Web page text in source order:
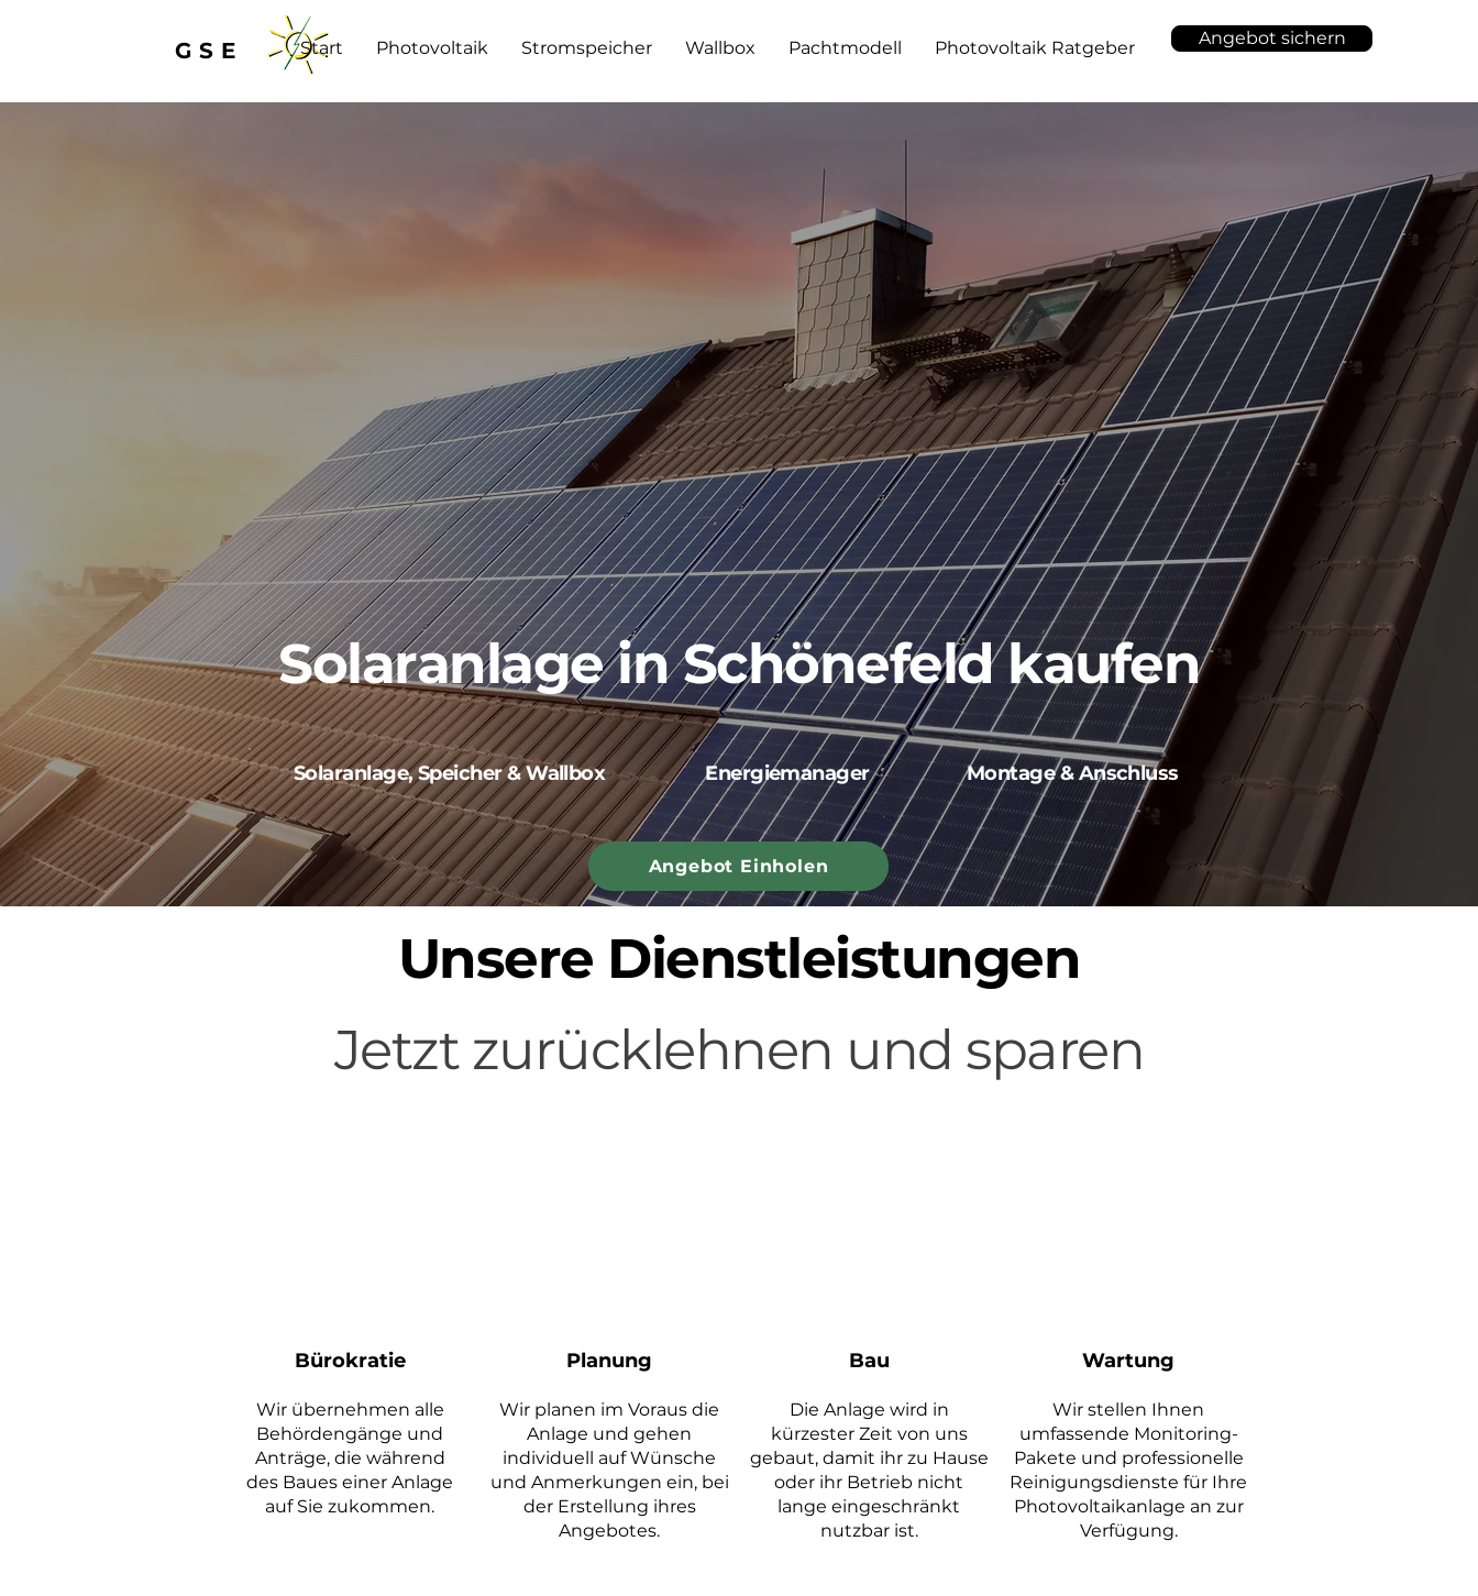
GSE Start Photovoltaik Stromspeicher Wallbox Pachtmodell Photovoltaik Ratgeber Angebot sichern
Solaranlage in Schönefeld kaufen
Solaranlage, Speicher & Wallbox Energiemanager Montage & Anschluss
Angebot Einholen
Unsere Dienstleistungen
Jetzt zurücklehnen und sparen
Bürokratie Planung Bau Wartung
Wir übernehmen alle
Behördengänge und
Anträge, die während
des Baues einer Anlage
auf Sie zukommen.
Wir planen im Voraus die
Anlage und gehen
individuell auf Wünsche
und Anmerkungen ein, bei
der Erstellung ihres
Angebotes.
Die Anlage wird in
kürzester Zeit von uns
gebaut, damit ihr zu Hause
oder ihr Betrieb nicht
lange eingeschränkt
nutzbar ist.
Wir stellen Ihnen
umfassende Monitoring-
Pakete und professionelle
Reinigungsdienste für Ihre
Photovoltaikanlage an zur
Verfügung.